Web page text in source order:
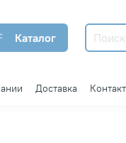
Каталог
Доставка